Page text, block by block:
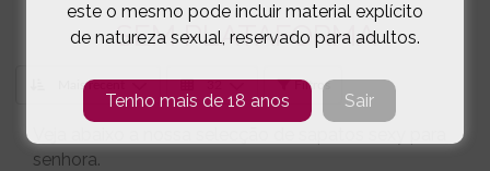
SEM PLATAFORMA
Filtros
senhora.
este o mesmo pode incluir material explícito
de natureza sexual, reservado para adultos.
Tenho mais de 18 anos Sair